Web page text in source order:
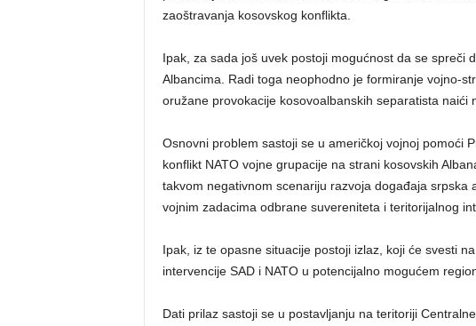
zaoštravanja kosovskog konflikta.
Ipak, za sada još uvek postoji mogućnost da se spreči
Albancima. Radi toga neophodno je formiranje vojno-
oružane provokacije kosovoalbanskih separatista naići
Osnovni problem sastoji se u američkoj vojnoj pomoći
konflikt NATO vojne grupacije na strani kosovskih
takvom negativnom scenariju razvoja događaja srpska
vojnim zadacima odbrane suvereniteta i teritorijalnog
Ipak, iz te opasne situacije postoji izlaz, koji će svesti
intervencije SAD i NATO u potencijalno mogućem
Dati prilaz sastoji se u postavljanju na teritoriji